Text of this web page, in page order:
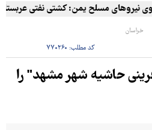
مسلح یمن: کشتی نفتی عربستان
خراسان
کد مطلب: ۷۷۰۲۶۰
حاشیه شهر مشهد" را